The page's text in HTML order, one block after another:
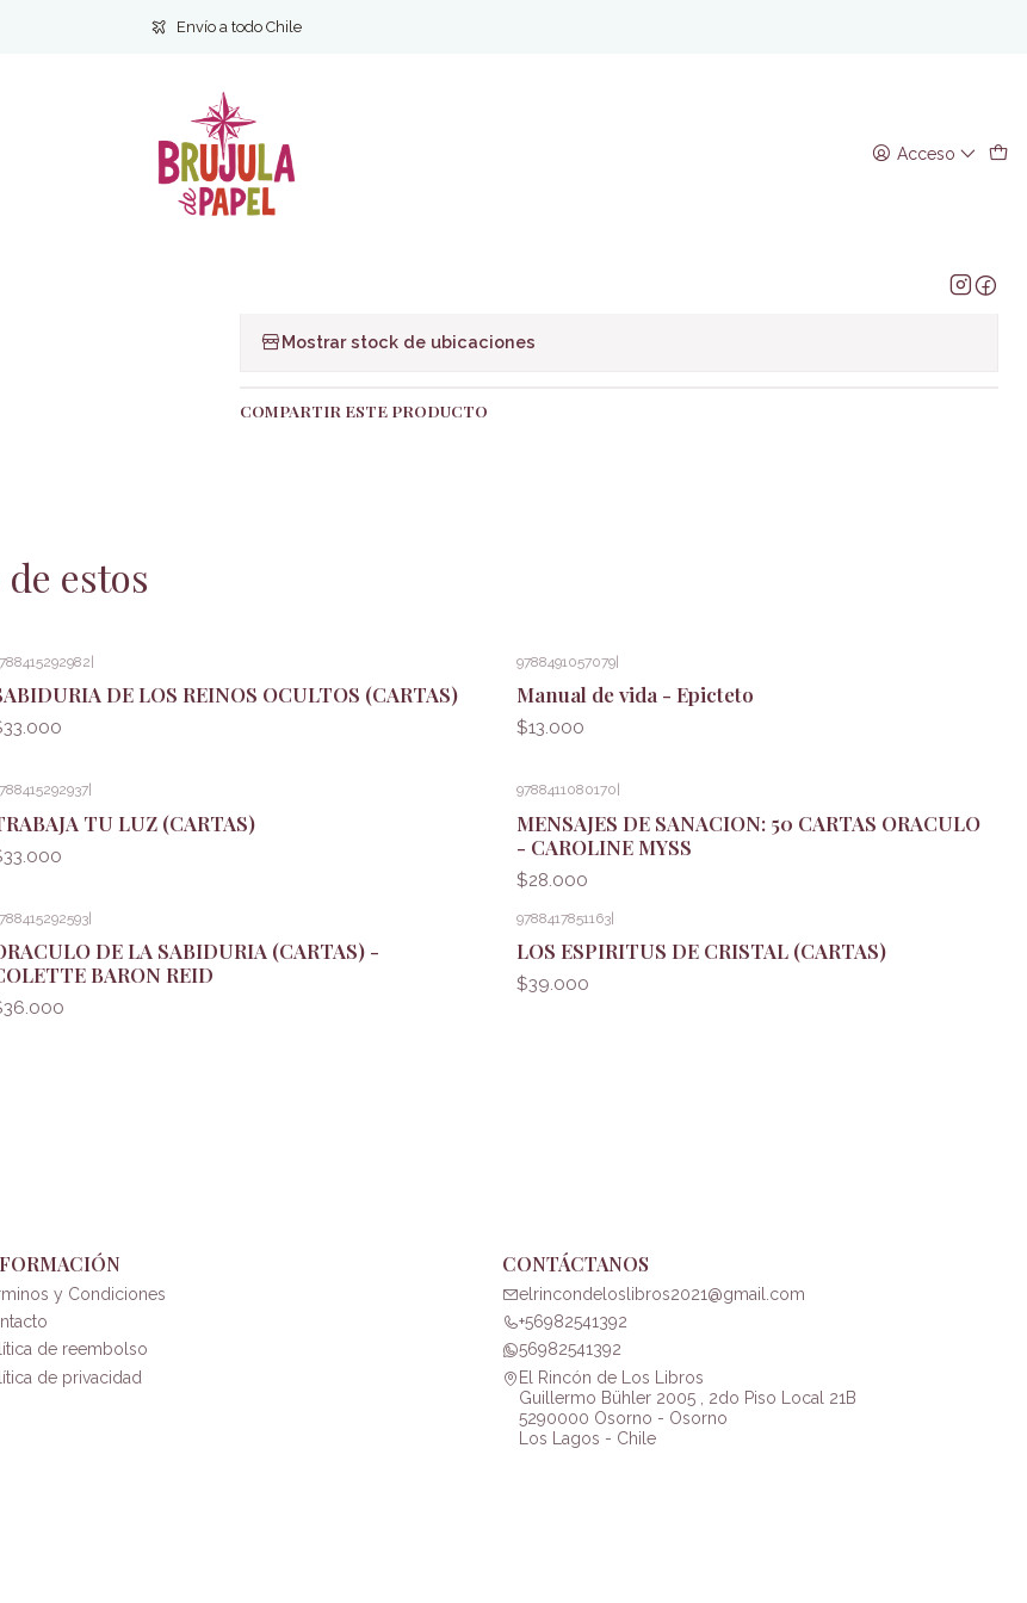
Acceso
Envío a todo Chile
Filosofia y Ciencias humanas Sociales
Cartas a Lucilio - Seneca
Cantidad
Mostrar stock de ubicaciones
COMPARTIR ESTE PRODUCTO
estos
DE LOS REINOS OCULTOS (CARTAS)
9788491057079|
Manual de vida - Epicteto
$13.000
|
TU LUZ (CARTAS)
9788411080170
MENSAJES DE SANACION: 50 CARTAS ORACULO
- CAROLINE MYSS
$28.000
|
DE LA SABIDURIA (CARTAS) -
BARON REID
9788417851163|
LOS ESPIRITUS DE CRISTAL (CARTAS)
$39.000
y Condiciones
de reembolso
de privacidad
CONTÁCTANOS
elrincondeloslibros2021@gmail.com
+56982541392
56982541392
El Rincón de Los Libros
Guillermo Bühler 2005 , 2do Piso Local 21B
5290000 Osorno - Osorno
Los Lagos - Chile